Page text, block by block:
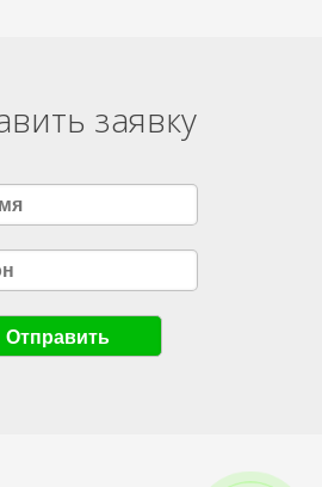
заявку